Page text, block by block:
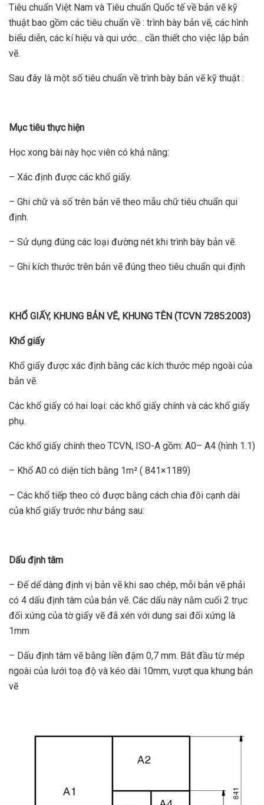
Tiêu chuẩn Việt Nam và Tiêu chuẩn Quốc tế về bản vẽ kỹ
thuật bao gồm các tiêu chuẩn về : trình bày bản vẽ, các hình
biểu diễn, các kí hiệu và qui ước… cần thiết cho việc lập bản
vẽ.
Sau đây là một số tiêu chuẩn về trình bày bản vẽ kỹ thuật :
Mục tiêu thực hiện
Học xong bài này học viên có khả năng:
– Xác định được các khổ giấy.
– Ghi chữ và số trên bản vẽ theo mẫu chữ tiêu chuẩn qui
định.
– Sử dụng đúng các loại đường nét khi trình bày bản vẽ.
– Ghi kích thước trên bản vẽ đúng theo tiêu chuẩn qui định
KHỔ GIẤY, KHUNG BẢN VẼ, KHUNG TÊN (TCVN 7285:2003)
Khổ giấy
Khổ giấy được xác định bằng các kích thước mép ngoài của
bản vẽ.
Các khổ giấy có hai loại: các khổ giấy chính và các khổ giấy
phụ.
Các khổ giấy chính theo TCVN, ISO-A gồm: A0– A4 (hình 1.1)
– Khổ A0 có diện tích bằng 1m² ( 841×1189)
– Các khổ tiếp theo có được bằng cách chia đôi cạnh dài
của khổ giấy trước như bảng sau:
Dấu định tâm
– Để dể dàng định vị bản vẽ khi sao chép, mỗi bản vẽ phải
có 4 dấu định tâm của bản vẽ. Các dấu này nằm cuối 2 trục
đối xứng của tờ giấy vẽ đã xén với dung sai đối xứng là
1mm
– Dấu định tâm vẽ bằng liền đậm 0,7 mm. Bắt đầu từ mép
ngoài của lưới toạ độ và kéo dài 10mm, vượt qua khung bản
vẽ